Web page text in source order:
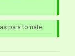
para tomate